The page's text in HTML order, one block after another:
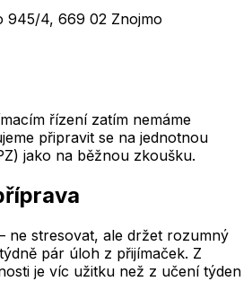
945/4, 669 02 Znojmo
řízení zatím nemáme
připravit se na jednotnou
jako na běžnou zkoušku.
ne stresovat, ale držet rozumný
pár úloh z přijímaček. Z
je víc užitku než z učení týden